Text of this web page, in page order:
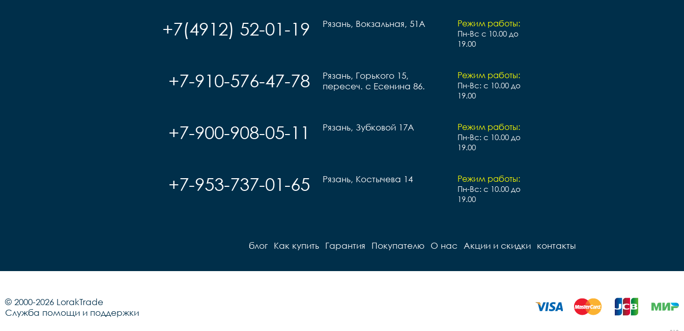
Режим работы:
Пн-Вс с 10.00 до
19.00
Рязань, Вокзальная, 51А
+7(4912) 52-01-19
Режим работы:
Пн-Вс: с 10.00 до
19.00
Рязань, Горького 15,
пересеч. с Есенина 86.
+7-910-576-47-78
Режим работы:
Пн-Вс: с 10.00 до
19.00
Рязань, Зубковой 17А
+7-900-908-05-11
Режим работы:
Пн-Вс: с 10.00 до
19.00
Рязань, Костычева 14
+7-953-737-01-65
блог Как купить Гарантия Покупателю О нас Акции и скидки контакты
© 2000-2026 LorakTrade
Служба помощи и поддержки